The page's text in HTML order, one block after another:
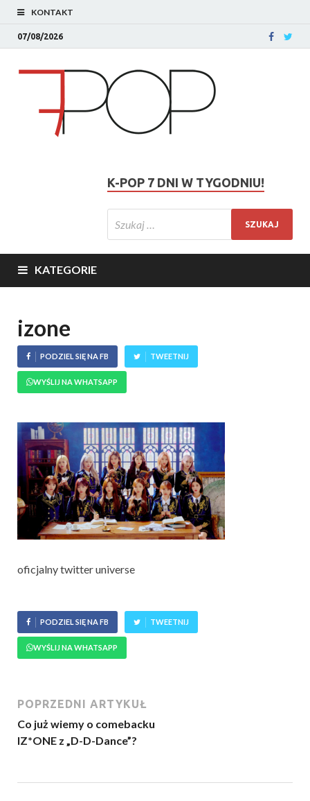
KONTAKT
07/08/2026
K-POP 7 DNI W TYGODNIU!
KATEGORIE
izone
PODZIEL SIĘ NA FB TWEETNIJ
WYŚLIJ NA WHATSAPP
oficjalny twitter universe
PODZIEL SIĘ NA FB TWEETNIJ
WYŚLIJ NA WHATSAPP
POPRZEDNI ARTYKUŁ
Co już wiemy o comebacku
IZ*ONE z „D-D-Dance”?